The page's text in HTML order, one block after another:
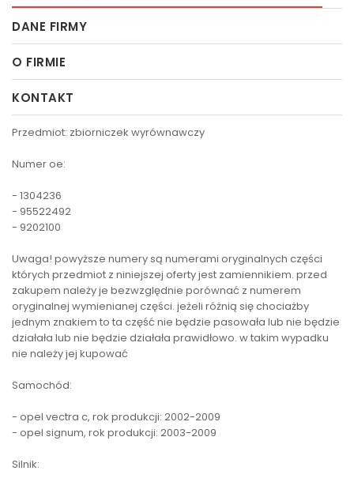
DANE FIRMY
O FIRMIE
KONTAKT
Przedmiot: zbiorniczek wyrównawczy
Numer oe:
- 1304236
- 95522492
- 9202100
Uwaga! powyższe numery są numerami oryginalnych części
których przedmiot z niniejszej oferty jest zamiennikiem. przed
zakupem należy je bezwzględnie porównać z numerem
oryginalnej wymienianej części. jeżeli różnią się chociażby
jednym znakiem to ta część nie będzie pasowała lub nie będzie
działała lub nie będzie działała prawidłowo. w takim wypadku
nie należy jej kupować
Samochód:
- opel vectra c, rok produkcji: 2002-2009
- opel signum, rok produkcji: 2003-2009
Silnik: